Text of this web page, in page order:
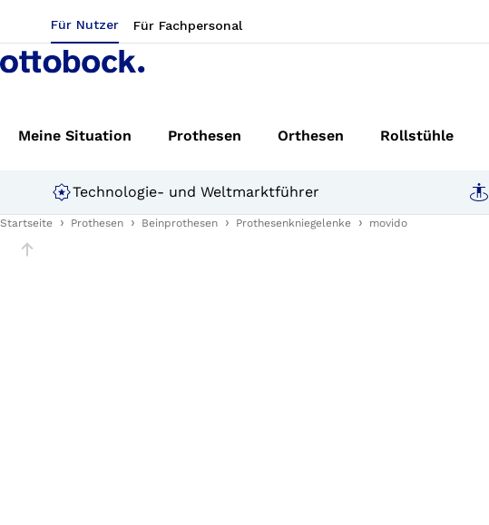
Für Nutzer Für Fachpersonal
Meine Situation Prothesen Orthesen Rollstühle
Technologie- und Weltmarktführer
Startseite Prothesen Beinprothesen Prothesenkniegelenke movido
Slider